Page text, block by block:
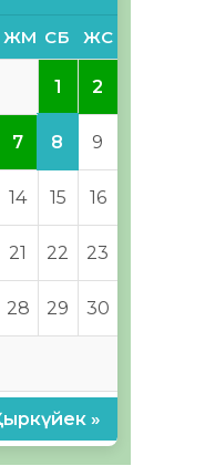
ЖМ СБ ЖС
1 2
7 8 9
14 15 16
21 22 23
28 29 30
»